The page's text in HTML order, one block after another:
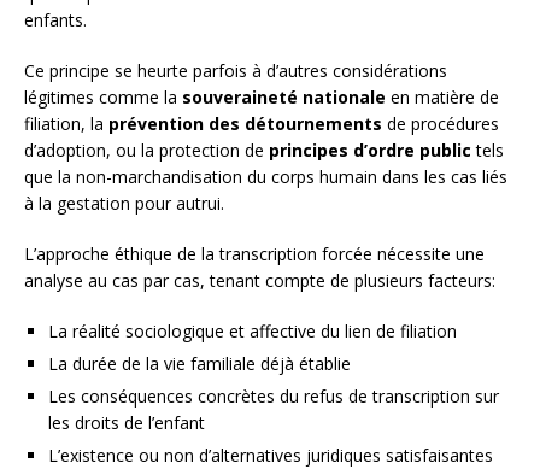
enfants.
Ce principe se heurte parfois à d’autres considérations
légitimes comme la souveraineté nationale en matière de
filiation, la prévention des détournements de procédures
d’adoption, ou la protection de principes d’ordre public tels
que la non-marchandisation du corps humain dans les cas liés
à la gestation pour autrui.
L’approche éthique de la transcription forcée nécessite une
analyse au cas par cas, tenant compte de plusieurs facteurs:
La réalité sociologique et affective du lien de filiation
La durée de la vie familiale déjà établie
Les conséquences concrètes du refus de transcription sur
les droits de l’enfant
L’existence ou non d’alternatives juridiques satisfaisantes